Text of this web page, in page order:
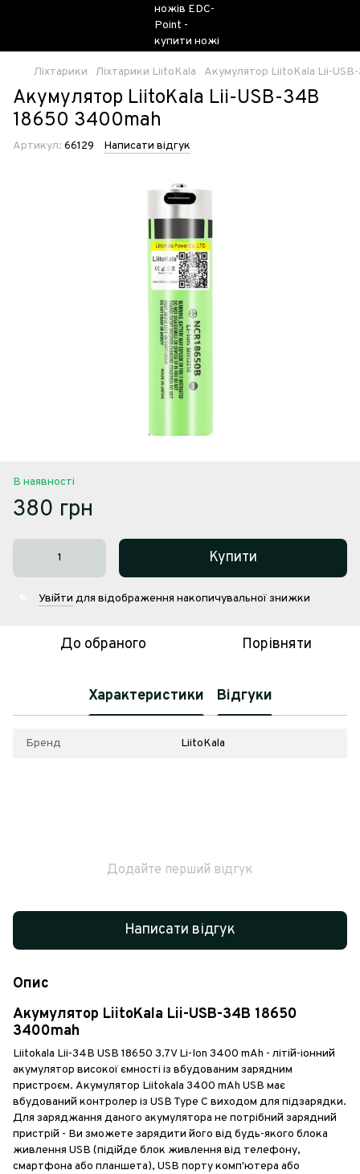
Ліхтарики Ліхтарики LiitoKala Акумулятор LiitoKala Lii-
Акумулятор LiitoKala Lii-USB-34B
18650 3400mah
Артикул: 66129 Написати відгук
В наявності
380 грн
Купити
Увійти для відображення накопичувальної знижки
До обраного Порівняти
Характеристики Відгуки
Бренд LiitoKala
Додайте перший відгук
Написати відгук
Опис
Акумулятор LiitoKala Lii-USB-34B 18650
3400mah
Liitokala Lii-34B USB 18650 3.7V Li-Ion 3400 mAh - літій-іонний
акумулятор високої ємності із вбудованим зарядним
пристроєм. Акумулятор Liitokala 3400 mAh USB має
вбудований контролер із USB Type C виходом для підзарядки.
Для заряджання даного акумулятора не потрібний зарядний
пристрій - Ви зможете зарядити його від будь-якого блока
живлення USB (підійде блок живлення від телефону,
смартфона або планшета), USB порту комп'ютера або